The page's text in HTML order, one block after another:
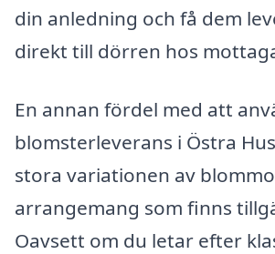
din anledning och få dem
direkt till dörren hos
En annan fördel med att
blomsterleverans i Östra
stora variationen av
arrangemang som finns
Oavsett om du letar efter